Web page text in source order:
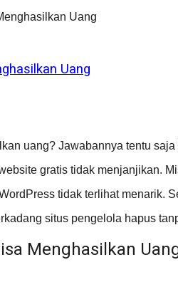
Uang
uang? Jawabannya tentu
gratis tidak menjanjikan.
tidak terlihat menarik.
situs pengelola hapus
Menghasilkan